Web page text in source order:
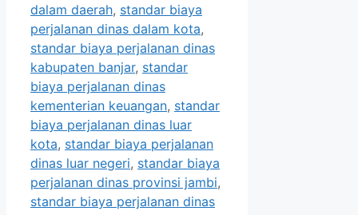
dalam daerah, standar biaya
perjalanan dinas dalam kota,
standar biaya perjalanan dinas
kabupaten banjar, standar
biaya perjalanan dinas
kementerian keuangan, standar
biaya perjalanan dinas luar
kota, standar biaya perjalanan
dinas luar negeri, standar biaya
perjalanan dinas provinsi jambi,
standar biaya perjalanan dinas